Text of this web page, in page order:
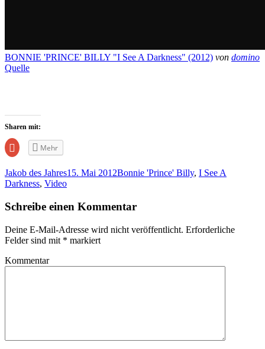
BONNIE 'PRINCE' BILLY "I See A Darkness" (2012) von domino
Quelle
Sharen mit:
Zum
Teilen
anklicken
(Wird
in
Fenster
geöffnet)
Mehr
Jakob des Jahres15. Mai 2012Bonnie 'Prince' Billy, I See A
Darkness, Video
Schreibe einen Kommentar
Deine E-Mail-Adresse wird nicht veröffentlicht. Erforderliche
Felder sind mit * markiert
Kommentar